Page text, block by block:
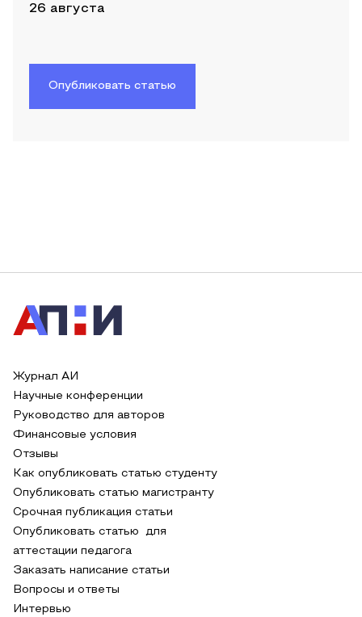
26 августа
Опубликовать статью
Журнал АИ
Научные конференции
Руководство для авторов
Финансовые условия
Отзывы
Как опубликовать статью студенту
Опубликовать статью магистранту
Срочная публикация статьи
Опубликовать статью для
аттестации педагога
Заказать написание статьи
Вопросы и ответы
Интервью